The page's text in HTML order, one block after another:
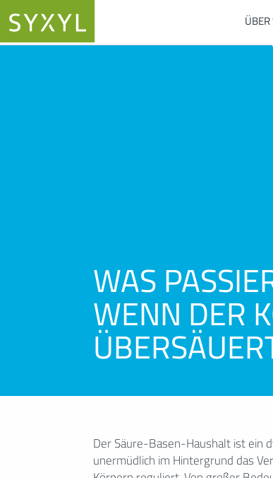
WAS
WENN DER
Der Säure-Basen-Haushalt ist ein
unermüdlich im Hintergrund das
Übersäuerung. Weil das nicht
bleibt dieser Zustand meist auch